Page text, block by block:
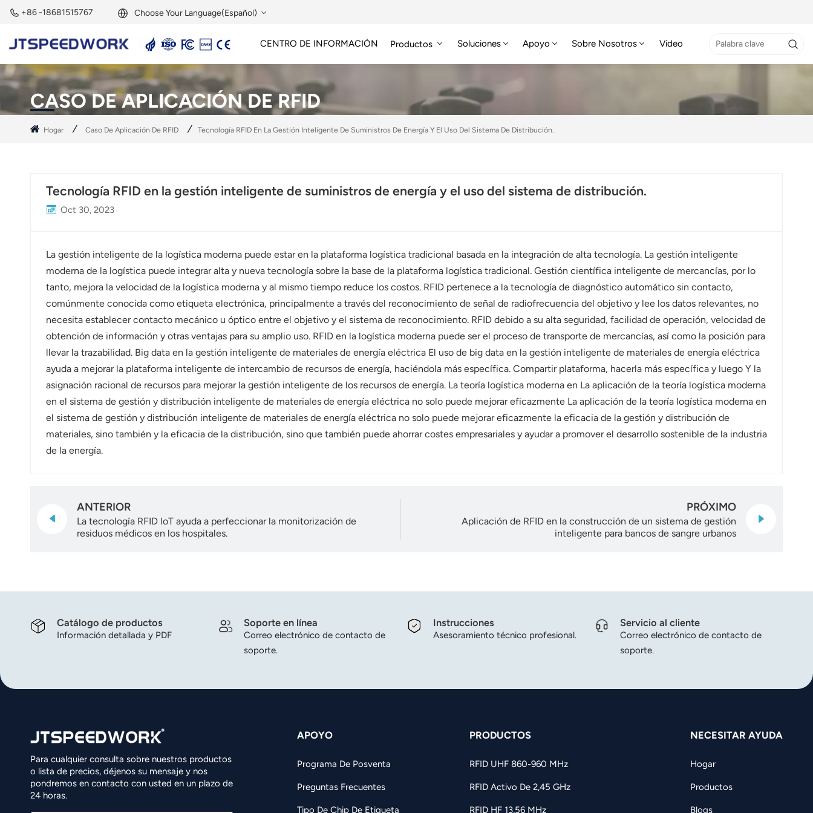
+86 -18681515767 Choose Your Language(Español)
English
Français
Deutsch
Español
Nederland
عربي
日语
한국어
Türk
Ελληνικά
Melayu
Indonesia
CENTRO DE INFORMACIÓN Productos Soluciones Apoyo Sobre Nosotros Video
CASO DE APLICACIÓN DE RFID
Hogar Caso De Aplicación De RFID Tecnología RFID En La Gestión Inteligente De Suministros De Energía Y El Uso Del Sistema De Distribución.
Tecnología RFID en la gestión inteligente de suministros de energía y el uso del sistema de distribución.
Oct 30, 2023
La gestión inteligente de la logística moderna puede estar en la plataforma logística tradicional basada en la integración de alta tecnología. La gestión inteligente
moderna de la logística puede integrar alta y nueva tecnología sobre la base de la plataforma logística tradicional. Gestión científica inteligente de mercancías, por lo
tanto, mejora la velocidad de la logística moderna y al mismo tiempo reduce los costos. RFID pertenece a la tecnología de diagnóstico automático sin contacto,
comúnmente conocida como etiqueta electrónica, principalmente a través del reconocimiento de señal de radiofrecuencia del objetivo y lee los datos relevantes, no
necesita establecer contacto mecánico u óptico entre el objetivo y el sistema de reconocimiento. RFID debido a su alta seguridad, facilidad de operación, velocidad de
obtención de información y otras ventajas para su amplio uso. RFID en la logística moderna puede ser el proceso de transporte de mercancías, así como la posición para
llevar la trazabilidad. Big data en la gestión inteligente de materiales de energía eléctrica El uso de big data en la gestión inteligente de materiales de energía eléctrica
ayuda a mejorar la plataforma inteligente de intercambio de recursos de energía, haciéndola más específica. Compartir plataforma, hacerla más específica y luego Y la
asignación racional de recursos para mejorar la gestión inteligente de los recursos de energía. La teoría logística moderna en La aplicación de la teoría logística moderna
en el sistema de gestión y distribución inteligente de materiales de energía eléctrica no solo puede mejorar eficazmente La aplicación de la teoría logística moderna en
el sistema de gestión y distribución inteligente de materiales de energía eléctrica no solo puede mejorar eficazmente la eficacia de la gestión y distribución de
materiales, sino también y la eficacia de la distribución, sino que también puede ahorrar costes empresariales y ayudar a promover el desarrollo sostenible de la industria
de la energía.
ANTERIOR
La tecnología RFID IoT ayuda a perfeccionar la monitorización de
residuos médicos en los hospitales.
PRÓXIMO
Aplicación de RFID en la construcción de un sistema de gestión
inteligente para bancos de sangre urbanos
Catálogo de productos
Información detallada y PDF
Soporte en línea
Correo electrónico de contacto de
soporte.
Instrucciones
Asesoramiento técnico profesional.
Servicio al cliente
Correo electrónico de contacto de
soporte.
Para cualquier consulta sobre nuestros productos
o lista de precios, déjenos su mensaje y nos
pondremos en contacto con usted en un plazo de
24 horas.
APOYO
Programa De Posventa
Preguntas Frecuentes
Tipo De Chip De Etiqueta
PRODUCTOS
RFID UHF 860-960 MHz
RFID Activo De 2,45 GHz
RFID HF 13,56 MHz
NECESITAR AYUDA
Hogar
Productos
Blogs